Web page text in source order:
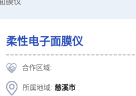
柔性电子面膜仪
合作区域:
所属地域:慈溪市